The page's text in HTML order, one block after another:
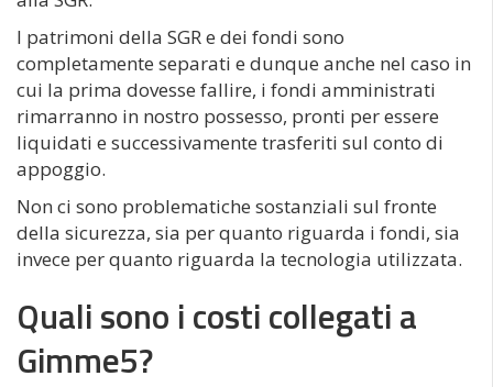
I patrimoni della SGR e dei fondi sono
completamente separati e dunque anche nel caso in
cui la prima dovesse fallire, i fondi amministrati
rimarranno in nostro possesso, pronti per essere
liquidati e successivamente trasferiti sul conto di
appoggio.
Non ci sono problematiche sostanziali sul fronte
della sicurezza, sia per quanto riguarda i fondi, sia
invece per quanto riguarda la tecnologia utilizzata.
Quali sono i costi collegati a
Gimme5?